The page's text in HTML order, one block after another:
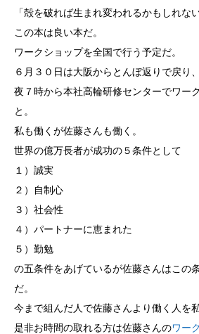
「殻を破れば生まれ変われるかもしれな
この本は良い本だ。
ワークショップを全国で行う予定だ。
６月３０日は大阪からとんぼ返りで戻り、
夜７時から本社高輪研修センターでワー
と。
私も働くが佐藤さんも働く。
世界の億万長者が成功の５条件として
１）誠実
２）自制心
３）社会性
４）パートナーに恵まれた
５）勤勉
の五条件をあげているが佐藤さんはこの
だ。
今まで組んだ人で佐藤さんより働く人を
是非お時間の取れる方は佐藤さんのワー